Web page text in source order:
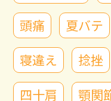
頭痛
夏バテ
寝違え
捻挫
四十肩
顎関